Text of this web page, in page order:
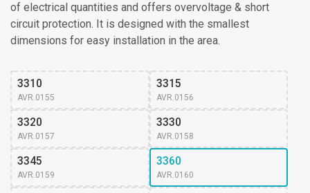
of electrical quantities and offers overvoltage & short
circuit protection. It is designed with the smallest
dimensions for easy installation in the area.
3310
AVR.0155
3315
AVR.0156
3320
AVR.0157
3330
AVR.0158
3345
AVR.0159
3360
AVR.0160